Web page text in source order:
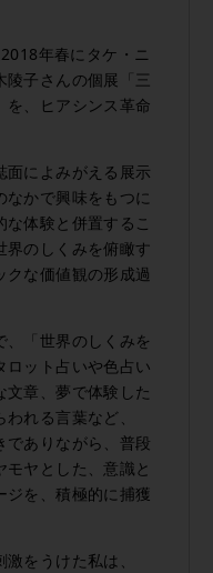
年春にタケ・ニ
子さんの個展「三
を、ヒアシンス革命
によみがえる展示
かで興味をもつに
体験と併置するこ
界のしくみを俯瞰す
クな価値観の形成過
「世界のしくみを
ット占いや色占い
章、夢で体験した
れる言葉など、
でありながら、普段
ヤとした、意識と
を、積極的に捕獲
をうけた私は、